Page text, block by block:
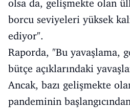
olsa da, gelişmekte olan
borcu seviyeleri yüksek
ediyor".
Raporda, "Bu yavaşlama,
bütçe açıklarındaki
Ancak, bazı gelişmekte
pandeminin